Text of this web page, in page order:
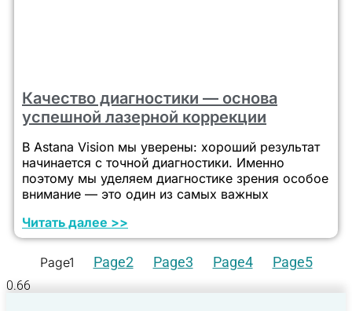
Качество диагностики — основа
успешной лазерной коррекции
В Astana Vision мы уверены: хороший результат
начинается с точной диагностики. Именно
поэтому мы уделяем диагностике зрения особое
внимание — это один из самых важных
Читать далее >>
Page1 Page2 Page3 Page4 Page5